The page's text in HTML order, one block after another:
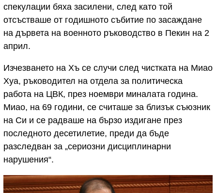
спекулации бяха засилени, след като той
отсъстваше от годишното събитие по засаждане
на дървета на военното ръководство в Пекин на 2
април.
Изчезването на Хъ се случи след чистката на Миао
Хуа, ръководител на отдела за политическа
работа на ЦВК, през ноември миналата година.
Миао, на 69 години, се считаше за близък съюзник
на Си и се радваше на бързо издигане през
последното десетилетие, преди да бъде
разследван за „сериозни дисциплинарни
нарушения“.